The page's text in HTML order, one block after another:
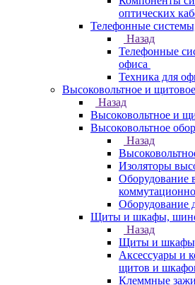
оптических
Телефонные
Назад
Телефонные
офиса
Техника для
Высоковольтное и
Назад
Высоковольтное и
Высоковольтное
Назад
Изоляторы
Оборудование
Оборудование
Щиты и шкафы,
Назад
Щиты и
Аксессуары и
щитов и
Клеммные